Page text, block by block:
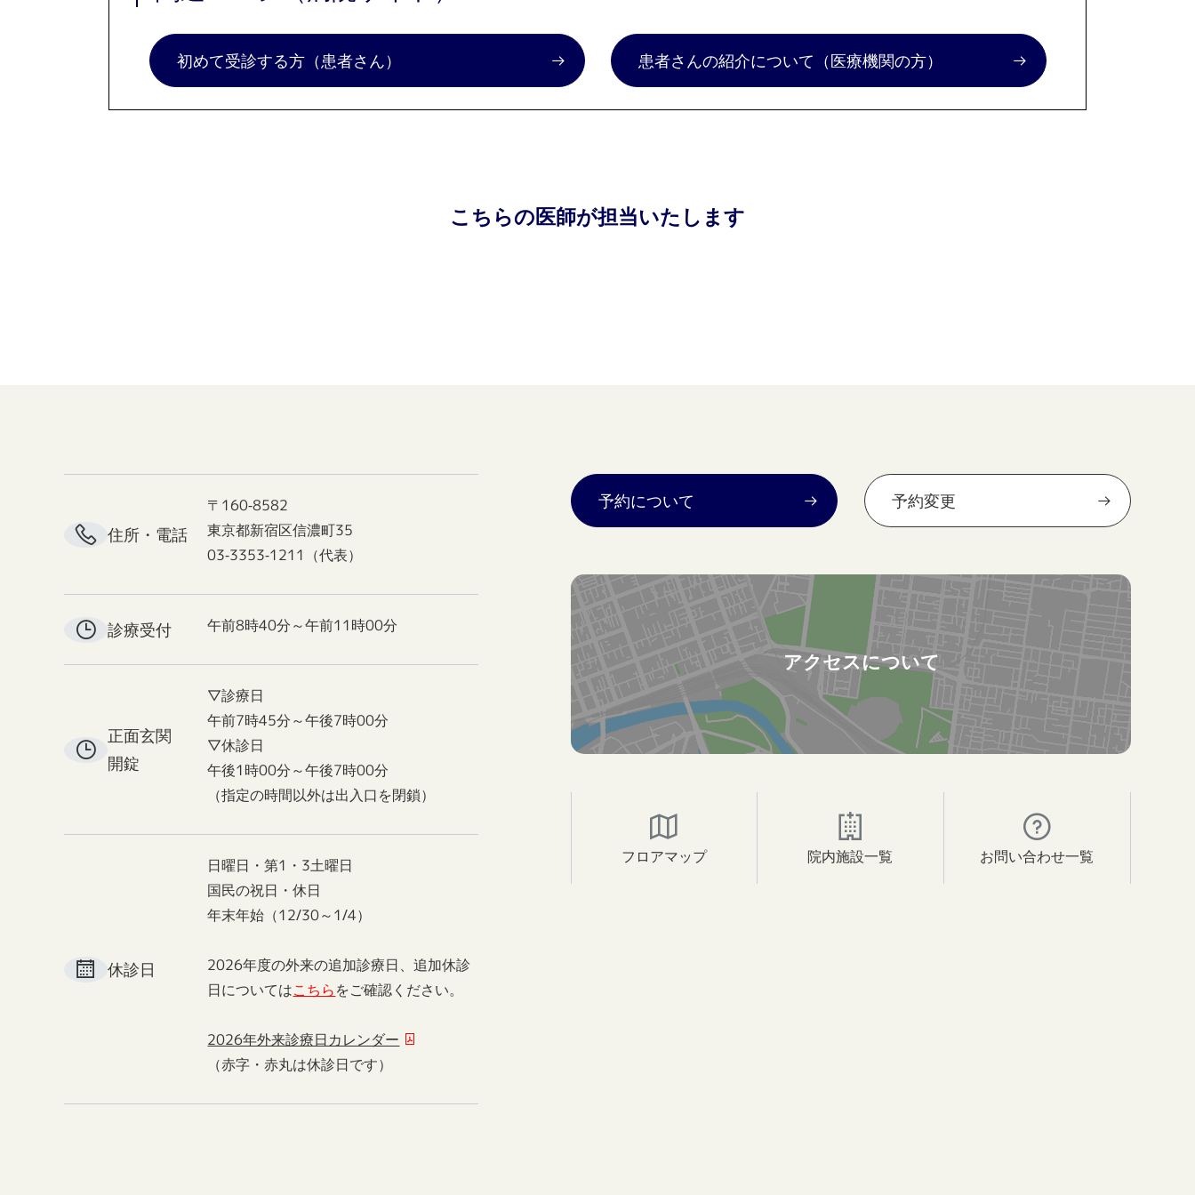
初めて受診する方（患者さん） 患者さんの紹介について （医療機関の方）
こちらの医師が担当いたします
住所・電話
〒160-8582
東京都新宿区信濃町35
03-3353-1211（代表）
診療受付 午前8時40分～午前11時00分
正面玄関
開錠
▽診療日
午前7時45分～午後7時00分
▽休診日
午後1時00分～午後7時00分
（指定の時間以外は出入口を閉鎖）
休診日
日曜日・第1・3土曜日
国民の祝日・休日
年末年始（12/30～1/4）
2026年度の外来の追加診療日、追加休診
日についてはこちらをご確認ください。
2026年外来診療日カレンダー
（赤字・赤丸は休診日です）
予約について 予約変更
アクセスについて
フロアマップ 院内施設一覧 お問い合わせ一覧